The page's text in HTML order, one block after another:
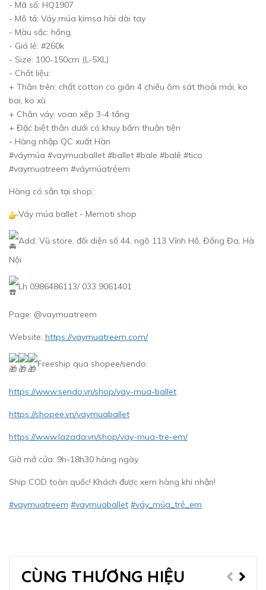
- Mã số: HQ1907
- Mô tả: Váy múa kimsa hài dài tay
- Màu sắc: hồng
- Giá lẻ: #260k
- Size: 100-150cm (L-5XL)
- Chất liệu:
+ Thân trên: chất cotton co giãn 4 chiều ôm sát thoải mái, ko
bai, ko xù
+ Chân váy: voan xếp 3-4 tầng
+ Đặc biệt thân dưới có khuy bấm thuận tiện
- Hàng nhập QC xuất Hàn
#váymúa #vaymuaballet #ballet #bale #balê #tico
#vaymuatreem #váymúatrẻem
Hàng có sẵn tại shop:
Váy múa ballet - Memoti shop
Add: Vũ store, đối diện số 44, ngõ 113 Vĩnh Hồ, Đống Đa, Hà
Nội
Lh 0986486113/ 033 9061401
Page: @vaymuatreem
Website: https://vaymuatreem.com/
Freeship qua shopee/sendo:
https://www.sendo.vn/shop/vay-mua-ballet
https://shopee.vn/vaymuaballet
https://www.lazada.vn/shop/vay-mua-tre-em/
Giờ mở cửa: 9h-18h30 hàng ngày
Ship COD toàn quốc! Khách được xem hàng khi nhận!
#vaymuatreem #vaymuaballet #váy_múa_trẻ_em
CÙNG THƯƠNG HIỆU